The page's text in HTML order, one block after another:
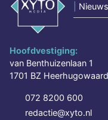
Hoofdvestiging:
van Benthuizenlaan 1
1701 BZ Heerhugowaard
072 8200 600
redactie@xyto.nl